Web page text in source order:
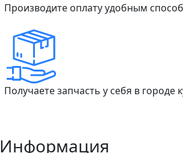
Производите оплату удобным
Получаете запчасть у себя в
Информация